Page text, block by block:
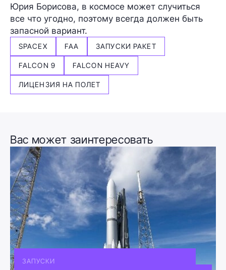
Юрия Борисова, в космосе может случиться
все что угодно, поэтому всегда должен быть
запасной вариант.
SPACEX FAA ЗАПУСКИ РАКЕТ
FALCON 9 FALCON HEAVY
ЛИЦЕНЗИЯ НА ПОЛЕТ
Вас может заинтересовать
ЗАПУСКИ